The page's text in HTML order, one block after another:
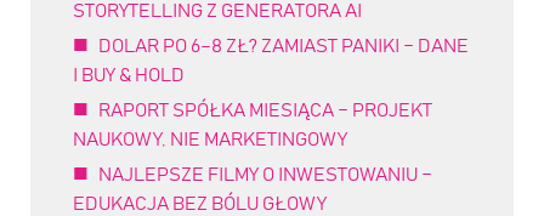
STORYTELLING Z GENERATORA AI
DOLAR PO 6–8 ZŁ? ZAMIAST PANIKI – DANE
I BUY & HOLD
RAPORT SPÓŁKA MIESIĄCA – PROJEKT
NAUKOWY, NIE MARKETINGOWY
NAJLEPSZE FILMY O INWESTOWANIU –
EDUKACJA BEZ BÓLU GŁOWY